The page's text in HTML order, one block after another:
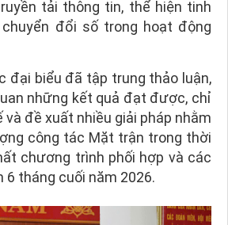
tải thông tin, thể hiện tinh
đổi số trong hoạt động
đại biểu đã tập trung thảo luận,
những kết quả đạt được, chỉ
và đề xuất nhiều giải pháp nhằm
công tác Mặt trận trong thời
chương trình phối hợp và các
tháng cuối năm 2026.